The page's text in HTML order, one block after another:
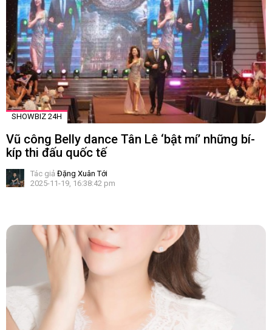
SHOWBIZ 24H
Vũ công Belly dance Tân Lê ‘bật mí’ những bí-
kíp thi đấu quốc tế
Tác giả Đặng Xuân Tới
2025-11-19, 16:38:42 pm